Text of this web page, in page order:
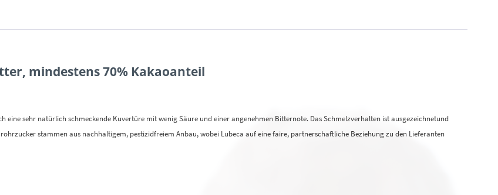
mindestens 70% Kakaoanteil
eine sehr natürlich schmeckende Kuvertüre mit wenig Säure und einer angenehmen Bitternote. Das Schmelzverhalten ist ausgezeichnetund
stammen aus nachhaltigem, pestizidfreiem Anbau, wobei Lubeca auf eine faire, partnerschaftliche Beziehung zu den Lieferanten